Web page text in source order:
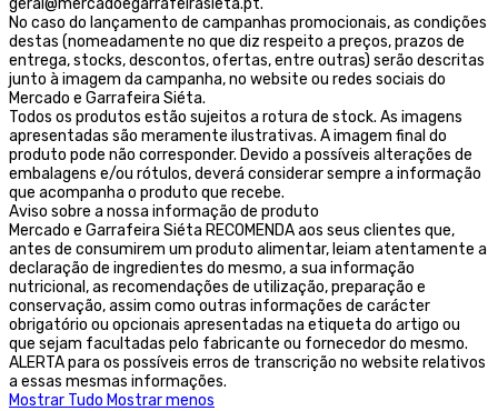
No caso do lançamento de campanhas promocionais, as condições
destas (nomeadamente no que diz respeito a preços, prazos de
entrega, stocks, descontos, ofertas, entre outras) serão descritas
junto à imagem da campanha, no website ou redes sociais do
Mercado e Garrafeira Siéta.
Todos os produtos estão sujeitos a rotura de stock. As imagens
apresentadas são meramente ilustrativas. A imagem final do
produto pode não corresponder. Devido a possíveis alterações de
embalagens e/ou rótulos, deverá considerar sempre a informação
que acompanha o produto que recebe.
Aviso sobre a nossa informação de produto
Mercado e Garrafeira Siéta RECOMENDA aos seus clientes que,
antes de consumirem um produto alimentar, leiam atentamente a
declaração de ingredientes do mesmo, a sua informação
nutricional, as recomendações de utilização, preparação e
conservação, assim como outras informações de carácter
obrigatório ou opcionais apresentadas na etiqueta do artigo ou
que sejam facultadas pelo fabricante ou fornecedor do mesmo.
ALERTA para os possíveis erros de transcrição no website relativos
a essas mesmas informações.
Mostrar Tudo Mostrar menos